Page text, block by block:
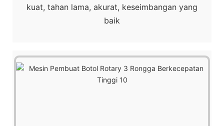
kuat, tahan lama, akurat, keseimbangan yang
baik